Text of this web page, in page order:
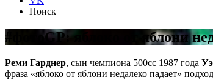
Поиск
#фотоGP: яблоко от яблони
Реми Гарднер, сын чемпиона 500cc 1987 года
фраза «яблоко от яблони недалеко падает»